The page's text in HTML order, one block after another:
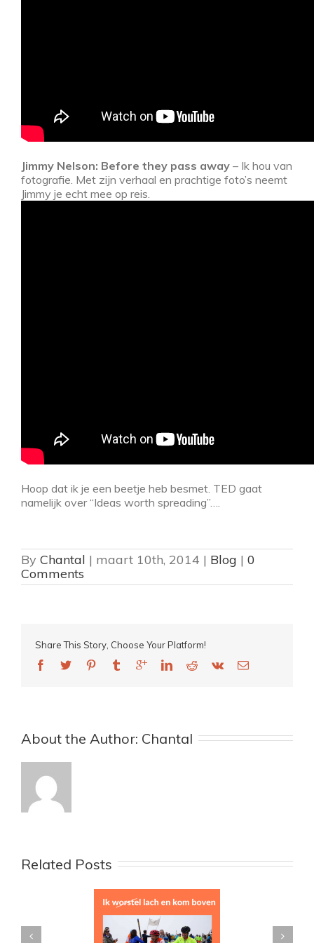
Jimmy Nelson: Before they pass away – Ik hou van
fotografie. Met zijn verhaal en prachtige foto’s neemt
Jimmy je echt mee op reis.
Hoop dat ik je een beetje heb besmet. TED gaat
namelijk over “Ideas worth spreading”….
By Chantal | maart 10th, 2014 | Blog | 0
Comments
Share This Story, Choose Your Platform!
About the Author: Chantal
Related Posts